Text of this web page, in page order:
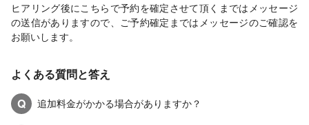
ヒアリング後にこちらで予約を確定させて頂くまではメッセージ
の送信がありますので、ご予約確定まではメッセージのご確認を
お願いします。
よくある質問と答え
Q
追加料金がかかる場合がありますか？